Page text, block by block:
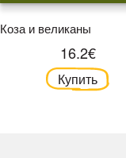
Коза и великаны
16.2€
Купить